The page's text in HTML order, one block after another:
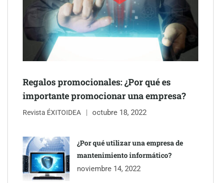
inmobiliarios: hasta 82% de ahorro por cobro
Gestoría Online reduce a unas horas el alta de autónomo
Regalos promocionales: ¿Por qué es
importante promocionar una empresa?
Revista ÉXITOIDEA octubre 18, 2022
¿Por qué utilizar una empresa de
mantenimiento informático?
noviembre 14, 2022